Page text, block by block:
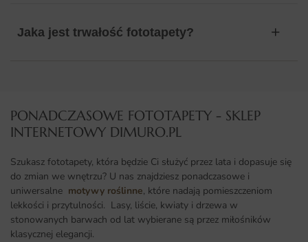
Jaka jest trwałość fototapety?
PONADCZASOWE FOTOTAPETY - SKLEP
INTERNETOWY DIMURO.PL​
Szukasz fototapety, która będzie Ci służyć przez lata i dopasuje się
do zmian we wnętrzu? U nas znajdziesz ponadczasowe i
uniwersalne motywy roślinne, które nadają pomieszczeniom
lekkości i przytulności. Lasy, liście, kwiaty i drzewa w
stonowanych barwach od lat wybierane są przez miłośników
klasycznej elegancji.